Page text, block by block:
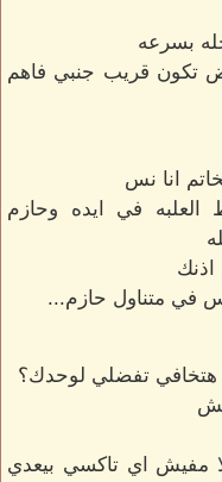
بسرعه
تكون قريب جنبي فاهم
انا نس
في ايده وحازم
اذنك
في متناول حازم...
هتخافي تفضلي لوحدك؟
مفيش اي تاكسي بيعدي